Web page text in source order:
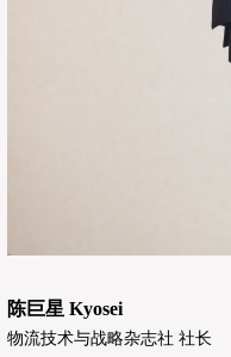
陈巨星 Kyosei
物流技术与战略杂志社 社长